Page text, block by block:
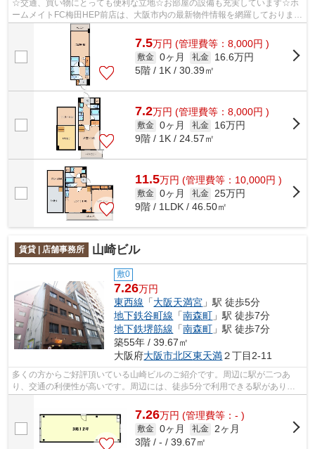
☆交通、買い物にとっても便利な立地☆お部屋の設備も充実しています☆ホ
ームメイトFC梅田HEP前店は、大阪市内の最新物件情報を網羅しておりま
す。地域密着のホームメイトFC梅田HEP前店だ...
7.5万円 (管理費等：8,000円 )
敷金 0ヶ月 礼金
16.6万円
5階 / 1K / 30.39㎡
7.2万円 (管理費等：8,000円 )
敷金 0ヶ月 礼金
16万円
9階 / 1K / 24.57㎡
11.5万円 (管理費等：10,000円 )
敷金 0ヶ月 礼金 25万円
9階 / 1LDK / 46.50㎡
賃貸 | 店舗事務所 山崎ビル
敷0
7.26万円
東西線 「大阪天満宮 」駅 徒歩5分
地下鉄谷町線 「南森町 」駅 徒歩7分
地下鉄堺筋線 「南森町 」駅 徒歩7分
築55年 / 39.67㎡
大阪府大阪市北区東天満２丁目2-11
多くの方からご好評頂いている山崎ビルのご紹介です。周辺に駅が二つあ
り、交通の利便性が高いです。周辺には、徒歩5分で利用できる駅がありま
す。
7.26万円 (管理費等：- )
敷金 0ヶ月 礼金
2ヶ月
3階 / - / 39.67㎡